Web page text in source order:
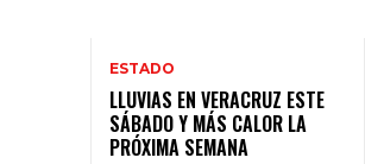
ESTADO
LLUVIAS EN VERACRUZ ESTE
SÁBADO Y MÁS CALOR LA
PRÓXIMA SEMANA